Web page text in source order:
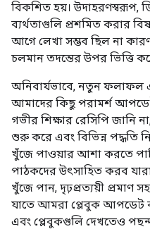
বিকশিত হয়। উদাহরণস্বরূপ,
ব্যর্থতাগুলি প্রশমিত করার
আগে লেখা সম্ভব ছিল না
চলমান তদন্তের উপর ভিত্তি
অনিবার্যভাবে, নতুন ফলাফল
আমাদের কিছু পরামর্শ
গভীর শিক্ষার রেসিপি জানি
শুরু করে এবং বিভিন্ন পদ্ধতি
খুঁজে পাওয়ার আশা করতে
পাঠকদের উৎসাহিত করব
খুঁজে পান, দৃঢ়প্রত্যয়ী প্রমাণ
যাতে আমরা প্লেবুক আপডেট
এবং প্লেবুকগুলি দেখতেও